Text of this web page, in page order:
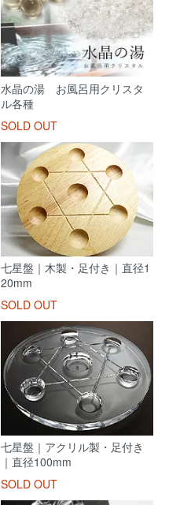
水晶の湯 お風呂用クリスタ
ル各種
SOLD OUT
七星盤｜木製・足付き｜直径1
20mm
SOLD OUT
七星盤｜アクリル製・足付き
｜直径100mm
SOLD OUT